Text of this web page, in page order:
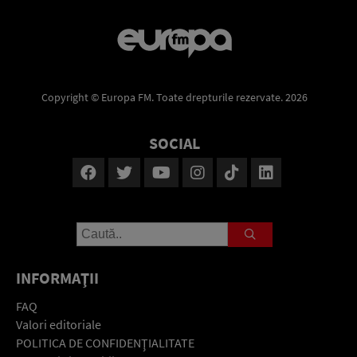
Copyright © Europa FM. Toate drepturile rezervate. 2026
SOCIAL
INFORMAŢII
FAQ
Valori editoriale
POLITICA DE CONFIDENŢIALITATE